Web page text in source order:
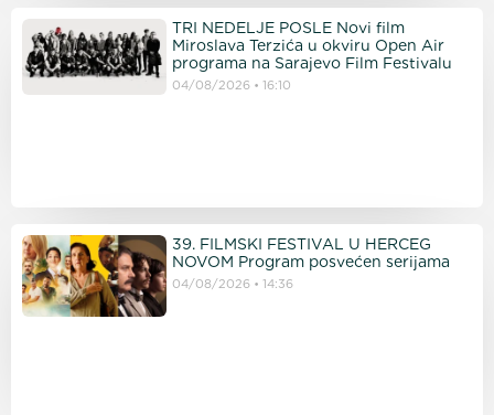
TRI NEDELJE POSLE Novi film
Miroslava Terzića u okviru Open Air
programa na Sarajevo Film Festivalu
04/08/2026 16:10
39. FILMSKI FESTIVAL U HERCEG
NOVOM Program posvećen serijama
04/08/2026 14:36